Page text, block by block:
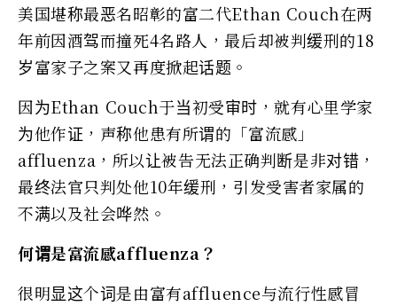
美国堪称最恶名昭彰的富二代Ethan Couch在两
年前因酒驾而撞死4名路人，最后却被判缓刑的18
岁富家子之案又再度掀起话题。
因为Ethan Couch于当初受审时，就有心里学家
为他作证，声称他患有所谓的「富流感」
affluenza，所以让被告无法正确判断是非对错，
最终法官只判处他10年缓刑，引发受害者家属的
不满以及社会哗然。
何谓是富流感affluenza？
很明显这个词是由富有affluence与流行性感冒